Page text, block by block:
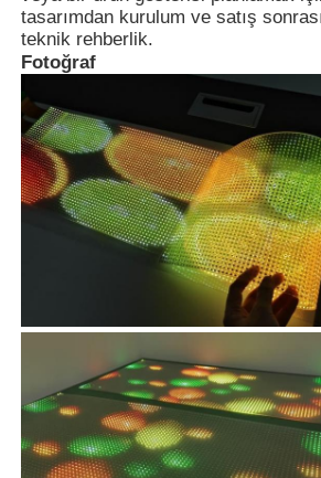
tasarımdan kurulum ve satış
teknik rehberlik.
Fotoğraf